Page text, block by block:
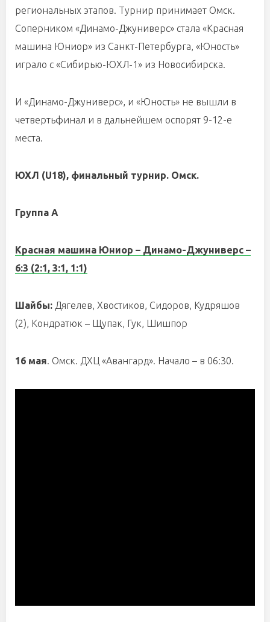
региональных этапов. Турнир принимает Омск.
Соперником «Динамо-Джуниверс» стала «Красная
машина Юниор» из Санкт-Петербурга, «Юность»
играло с «Сибирью-ЮХЛ-1» из Новосибирска.
И «Динамо-Джуниверс», и «Юность» не вышли в
четвертьфинал и в дальнейшем оспорят 9-12-е
места.
ЮХЛ (U18), финальный турнир. Омск.
Группа А
Красная машина Юниор – Динамо-Джуниверс –
6:3 (2:1, 3:1, 1:1)
Шайбы: Дягелев, Хвостиков, Сидоров, Кудряшов
(2), Кондратюк – Щупак, Гук, Шишпор
16 мая. Омск. ДХЦ «Авангард». Начало – в 06:30.